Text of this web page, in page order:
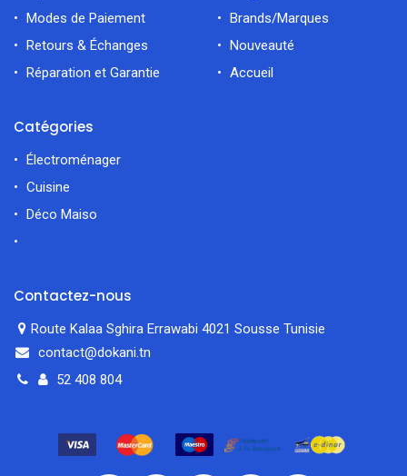
Modes de Paiement
Retours & Échanges
Réparation et Garantie
Brands/Marques
Nouveauté
Accueil
Catégories
Électroménager
Cuisine
Déco Maiso
Contactez-nous
Route Kalaa Sghira Errawabi 4021 Sousse Tunisie
contact@dokani.tn
52 408 804